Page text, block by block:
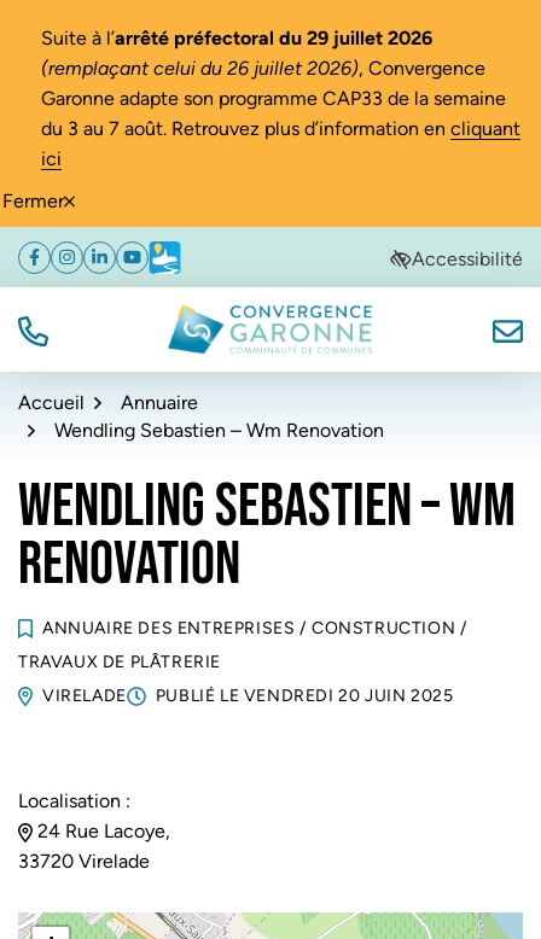
Fermer
Suite à l’arrêté préfectoral du 29 juillet 2026
(remplaçant celui du 26 juillet 2026), Convergence
Garonne adapte son programme CAP33 de la semaine
du 3 au 7 août. Retrouvez plus d’information en cliquant
ici
Aller
navigation
Aller
au
Aller
au
de
Facebook
(ouverture dans un nouvel onglet)
Instagram
(ouverture dans un nouvel onglet)
Linkedin
(ouverture dans un nouvel onglet)
YouTube
(ouverture dans un nouvel onglet)
Météo
(ouverture dans un nouvel onglet)Accessibilité
TÉL. Convergence Garonne
Accueil
Annuaire
Wendling Sebastien – Wm Renovation
WENDLING SEBASTIEN – WM
RENOVATION
ANNUAIRE DES ENTREPRISES / CONSTRUCTION /
TRAVAUX DE PLÂTRERIE
VIRELADE
PUBLIÉ LE VENDREDI 20 JUIN 2025
Localisation :
24 Rue Lacoye,
33720 Virelade